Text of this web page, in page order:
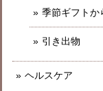
季節ギフトか
引き出物
ヘルスケア